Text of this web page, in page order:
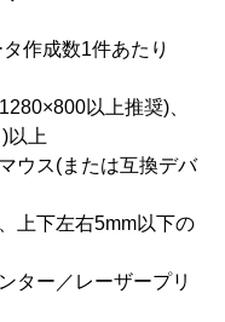
作成数1件あたり
以上推奨)、
上
ス(または互換デバ
左右5mm以下の
／レーザープリ